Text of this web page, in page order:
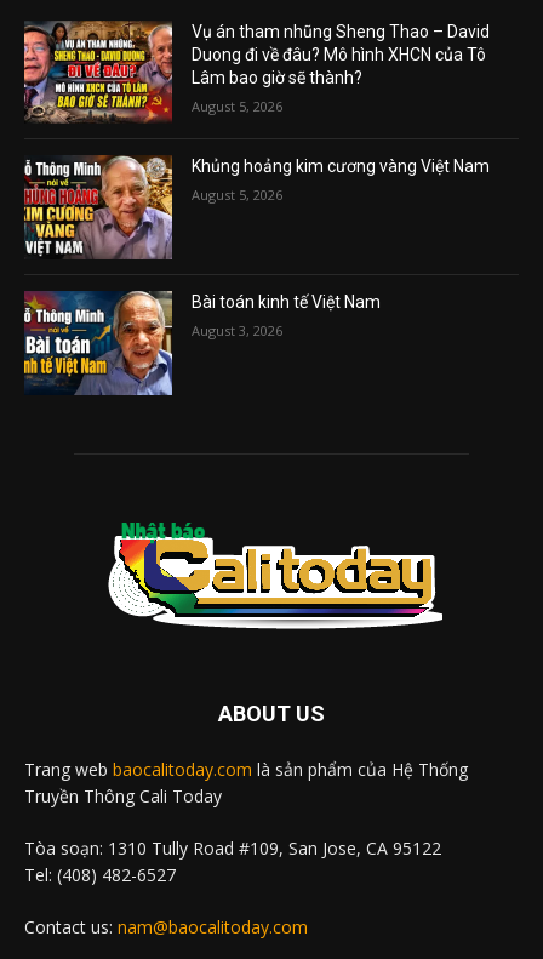
Vụ án tham nhũng Sheng Thao – David
Duong đi về đâu? Mô hình XHCN của Tô
Lâm bao giờ sẽ thành?
August 5, 2026
Khủng hoảng kim cương vàng Việt Nam
August 5, 2026
Bài toán kinh tế Việt Nam
August 3, 2026
ABOUT US
Trang web baocalitoday.com là sản phẩm của Hệ Thống
Truyền Thông Cali Today
Tòa soạn: 1310 Tully Road #109, San Jose, CA 95122
Tel: (408) 482-6527
Contact us: nam@baocalitoday.com